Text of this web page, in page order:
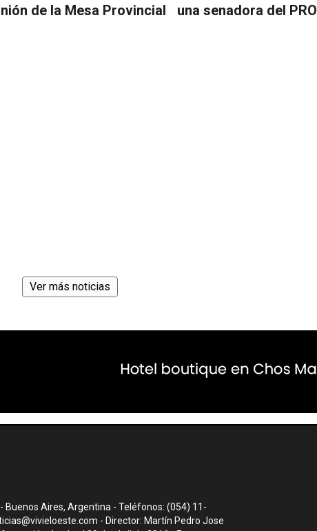
de la Mesa Provincial
una senadora del PRO
Ver más noticias
Buenos Aires, Argentina - Teléfonos: (054) 11-
- Director: Martín Pedro Jose